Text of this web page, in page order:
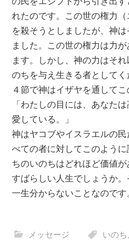
れたのです。この世の権力
を殺そうとしましたが、神
ました。この世の権力は力
ます。しかし、神の力はそ
のちを与え生きる者として
４節で神はイザヤを通してこ
「わたしの目には、あなた
愛している。」
神はヤコブやイスラエルの
べての者に対してこのよう
ちのいのちはどれほど価値
すばらしい人生でしょうか
一生分からないことなのです
メッセージ いのち